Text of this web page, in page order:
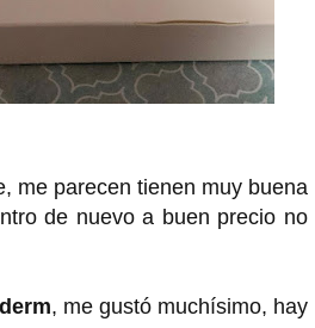
me parecen tienen muy buena
de nuevo a buen precio no
, me gustó muchísimo, hay